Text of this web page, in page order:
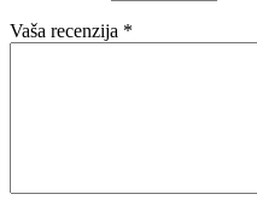
Vaša recenzija *